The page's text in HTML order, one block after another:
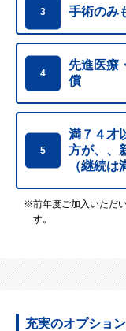
3 手術のみ
4
先進医療
償
5
満７４才
方が、、
（継続は
※前年度ご加入いただ
す。
充実のオプショ